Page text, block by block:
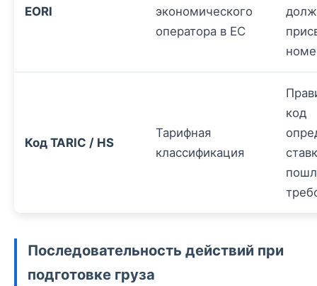
EORI
экономического
оператора в ЕС
Код TARIC / HS
Тарифная
классификация
код
Последовательность действий при
подготовке груза